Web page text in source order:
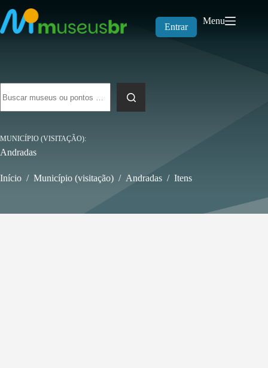
para
o
conteúdo
Entrar
Menu
resultados
MUNICÍPIO (VISITAÇÃO)
Andradas
Início / Município (visitação) / Andradas / Itens